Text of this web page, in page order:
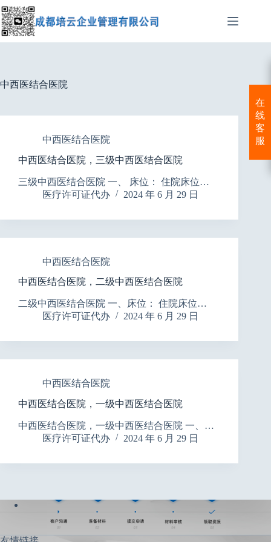
跳
至
内
容
中西医结合医院
中西医结合医院
中西医结合医院，三级中西医结合医院
三级中西医结合医院 一、 床位： 住院床位…
医疗许可证代办
2024 年 6 月 29 日
中西医结合医院
中西医结合医院，二级中西医结合医院
二级中西医结合医院 一、床位： 住院床位…
医疗许可证代办
2024 年 6 月 29 日
中西医结合医院
中西医结合医院，一级中西医结合医院
中西医结合医院，一级中西医结合医院 一、…
医疗许可证代办
2024 年 6 月 29 日
在
线
客
服